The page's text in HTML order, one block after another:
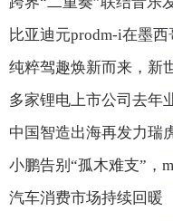
比亚迪元prodm-i在墨西
纯粹驾趣焕新而来，新
多家锂电上市公司去年
中国智造出海再发力瑞
小鹏告别“孤木难支”，
汽车消费市场持续回暖